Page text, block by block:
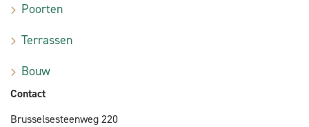
Poorten
Terrassen
Bouw
Contact
Brusselsesteenweg 220